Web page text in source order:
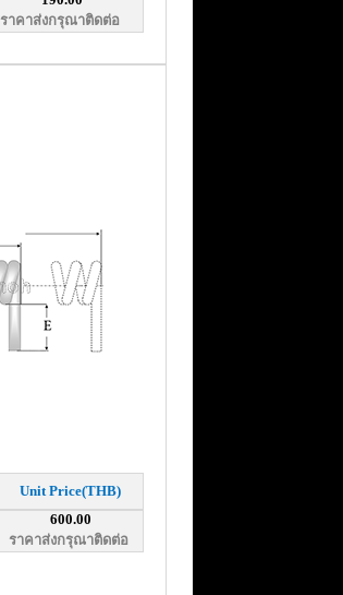
ราคาส่งกรุณาติดต่อ
Unit Price(THB)
600.00
ราคาส่งกรุณาติดต่อ